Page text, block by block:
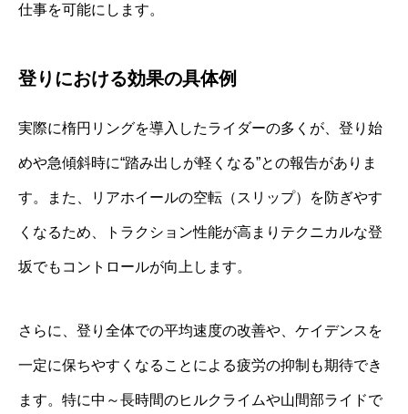
仕事を可能にします。
登りにおける効果の具体例
実際に楕円リングを導入したライダーの多くが、登り始
めや急傾斜時に“踏み出しが軽くなる”との報告がありま
す。また、リアホイールの空転（スリップ）を防ぎやす
くなるため、トラクション性能が高まりテクニカルな登
坂でもコントロールが向上します。
さらに、登り全体での平均速度の改善や、ケイデンスを
一定に保ちやすくなることによる疲労の抑制も期待でき
ます。特に中～長時間のヒルクライムや山間部ライドで